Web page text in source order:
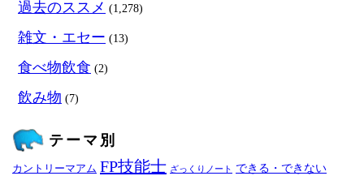
過去のススメ (1,278)
雑文・エセー (13)
食べ物飲食 (2)
飲み物 (7)
テーマ別
カントリーマアム FP技能士 ざっくりノート できる・できない